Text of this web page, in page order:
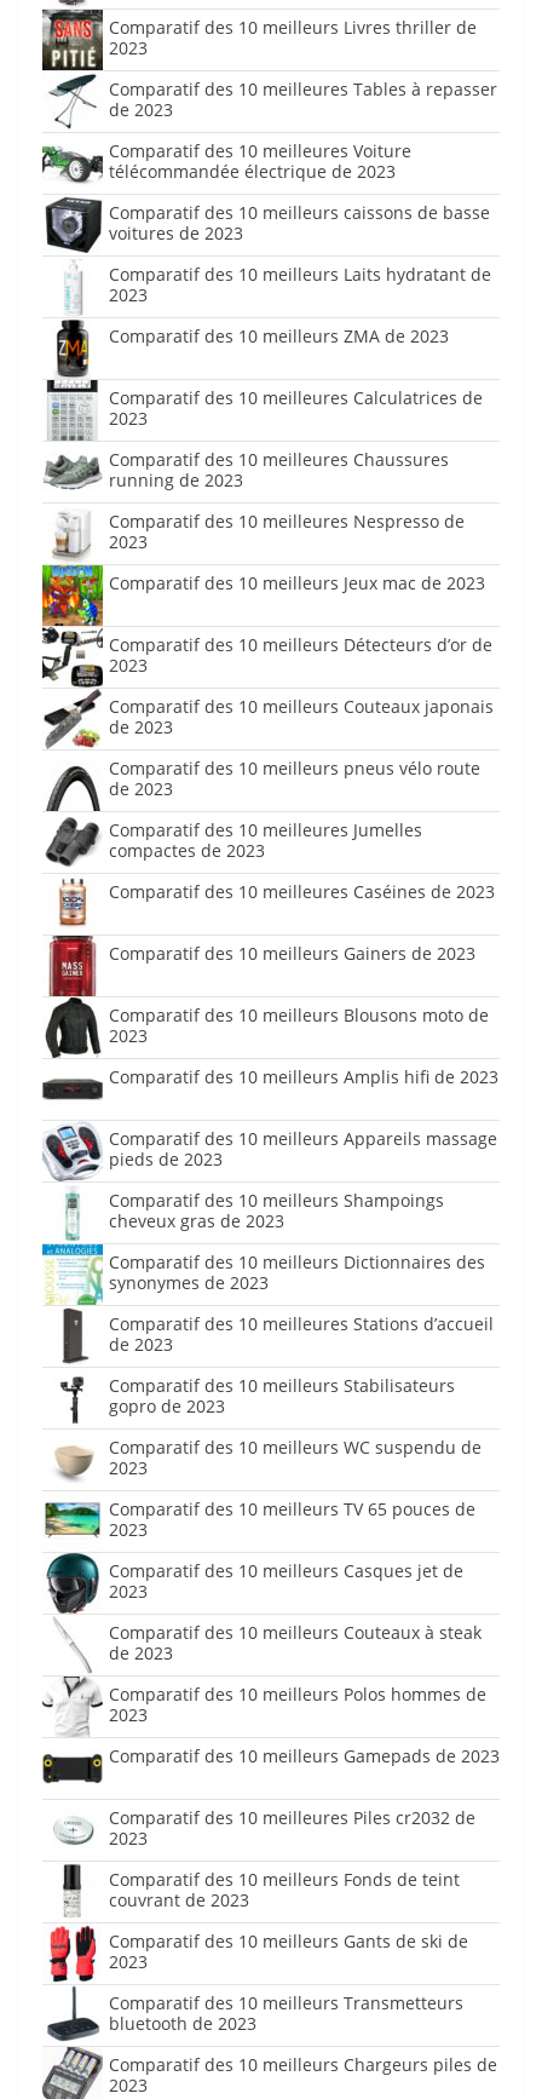
Comparatif des 10 meilleurs Livres thriller de
2023
Comparatif des 10 meilleures Tables à repasser
de 2023
Comparatif des 10 meilleures Voiture
télécommandée électrique de 2023
Comparatif des 10 meilleurs caissons de basse
voitures de 2023
Comparatif des 10 meilleurs Laits hydratant de
2023
Comparatif des 10 meilleurs ZMA de 2023
Comparatif des 10 meilleures Calculatrices de
2023
Comparatif des 10 meilleures Chaussures
running de 2023
Comparatif des 10 meilleures Nespresso de
2023
Comparatif des 10 meilleurs Jeux mac de 2023
Comparatif des 10 meilleurs Détecteurs d’or de
2023
Comparatif des 10 meilleurs Couteaux japonais
de 2023
Comparatif des 10 meilleurs pneus vélo route
de 2023
Comparatif des 10 meilleures Jumelles
compactes de 2023
Comparatif des 10 meilleures Caséines de 2023
Comparatif des 10 meilleurs Gainers de 2023
Comparatif des 10 meilleurs Blousons moto de
2023
Comparatif des 10 meilleurs Amplis hifi de 2023
Comparatif des 10 meilleurs Appareils massage
pieds de 2023
Comparatif des 10 meilleurs Shampoings
cheveux gras de 2023
Comparatif des 10 meilleurs Dictionnaires des
synonymes de 2023
Comparatif des 10 meilleures Stations d’accueil
de 2023
Comparatif des 10 meilleurs Stabilisateurs
gopro de 2023
Comparatif des 10 meilleurs WC suspendu de
2023
Comparatif des 10 meilleurs TV 65 pouces de
2023
Comparatif des 10 meilleurs Casques jet de
2023
Comparatif des 10 meilleurs Couteaux à steak
de 2023
Comparatif des 10 meilleurs Polos hommes de
2023
Comparatif des 10 meilleurs Gamepads de 2023
Comparatif des 10 meilleures Piles cr2032 de
2023
Comparatif des 10 meilleurs Fonds de teint
couvrant de 2023
Comparatif des 10 meilleurs Gants de ski de
2023
Comparatif des 10 meilleurs Transmetteurs
bluetooth de 2023
Comparatif des 10 meilleurs Chargeurs piles de
2023